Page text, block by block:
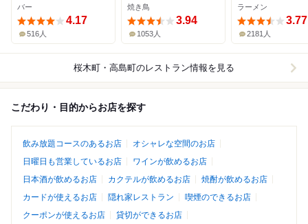
バー
4.17
516人
焼き鳥
3.94
1053人
ラーメン
3.77
2181人
桜木町・高島町のレストラン情報を見る
こだわり・目的からお店を探す
飲み放題コースのあるお店
オシャレな空間のお店
日曜日も営業しているお店
ワインが飲めるお店
日本酒が飲めるお店
カクテルが飲めるお店
焼酎が飲めるお店
カードが使えるお店
隠れ家レストラン
喫煙のできるお店
クーポンが使えるお店
貸切ができるお店